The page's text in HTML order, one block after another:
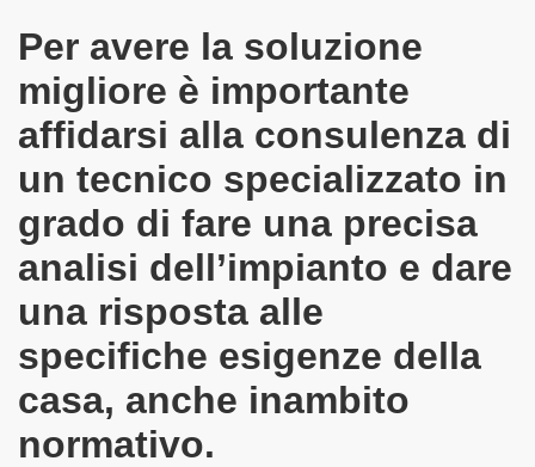
Per avere la soluzione
migliore è importante
affidarsi alla consulenza di
un tecnico specializzato in
grado di fare una precisa
analisi dell’impianto e dare
una risposta alle
specifiche esigenze della
casa, anche inambito
normativo.
di calore